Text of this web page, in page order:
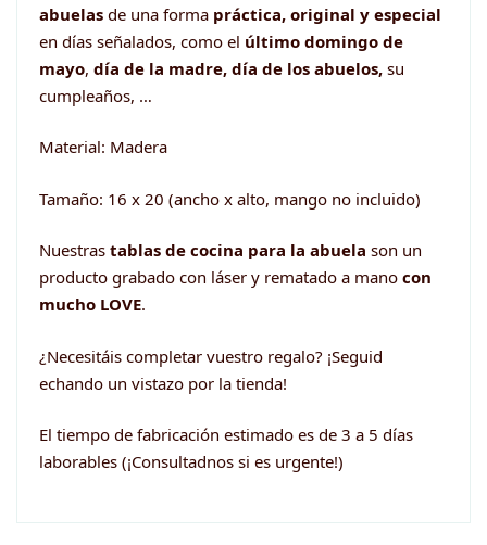
abuelas de una forma práctica, original y especial
en días señalados, como el último domingo de
mayo, día de la madre, día de los abuelos, su
cumpleaños, …
Material: Madera
Tamaño: 16 x 20 (ancho x alto, mango no incluido)
Nuestras tablas de cocina para la abuela son un
producto grabado con láser y rematado a mano con
mucho LOVE.
¿Necesitáis completar vuestro regalo? ¡Seguid
echando un vistazo por la tienda!
El tiempo de fabricación estimado es de 3 a 5 días
laborables (¡Consultadnos si es urgente!)